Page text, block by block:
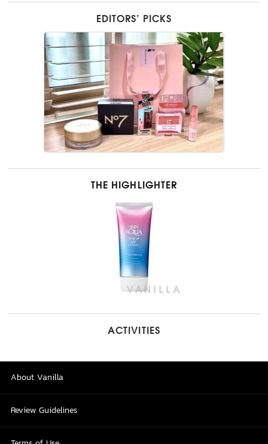
EDITORS’ PICKS
THE HIGHLIGHTER
ACTIVITIES
About Vanilla
Review Guidelines